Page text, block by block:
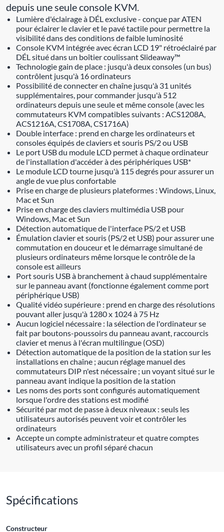
depuis une seule console KVM.
Lumière d'éclairage à DÉL exclusive - conçue par ATEN
pour éclairer le clavier et le pavé tactile pour permettre la
visibilité dans des conditions de faible luminosité
Console KVM intégrée avec écran LCD 19" rétroéclairé par
DÉL situé dans un boîtier coulissant Slideaway™
Technologie gain de place : jusqu'à deux consoles (un bus)
contrôlent jusqu'à 16 ordinateurs
Possibilité de connecter en chaîne jusqu'à 31 unités
supplémentaires, pour commander jusqu'à 512
ordinateurs depuis une seule et même console (avec les
commutateurs KVM compatibles suivants : ACS1208A,
ACS1216A, CS1708A, CS1716A)
Double interface : prend en charge les ordinateurs et
consoles équipés de claviers et souris PS/2 ou USB
Le port USB du module LCD permet à chaque ordinateur
de l'installation d'accéder à des périphériques USB*
Le module LCD tourne jusqu'à 115 degrés pour assurer un
angle de vue plus confortable
Prise en charge de plusieurs plateformes : Windows, Linux,
Mac et Sun
Prise en charge des claviers multimédia USB pour
Windows, Mac et Sun
Détection automatique de l'interface PS/2 et USB
Émulation clavier et souris (PS/2 et USB) pour assurer une
commutation en douceur et le démarrage simultané de
plusieurs ordinateurs même lorsque le contrôle de la
console est ailleurs
Port souris USB à branchement à chaud supplémentaire
sur le panneau avant (fonctionne également comme port
périphérique USB)
Qualité vidéo supérieure : prend en charge des résolutions
pouvant aller jusqu'à 1280 x 1024 à 75 Hz
Aucun logiciel nécessaire : la sélection de l'ordinateur se
fait par boutons-poussoirs du panneau avant, raccourcis
clavier et menus à l'écran multilingue (OSD)
Détection automatique de la position de la station sur les
installations en chaîne ; aucun réglage manuel des
commutateurs DIP n'est nécessaire ; un voyant situé sur le
panneau avant indique la position de la station
Les noms des ports sont configurés automatiquement
lorsque l'ordre des stations est modifié
Sécurité par mot de passe à deux niveaux : seuls les
utilisateurs autorisés peuvent voir et contrôler les
ordinateurs
Accepte un compte administrateur et quatre comptes
utilisateurs avec un profil séparé chacun
Spécifications
Constructeur